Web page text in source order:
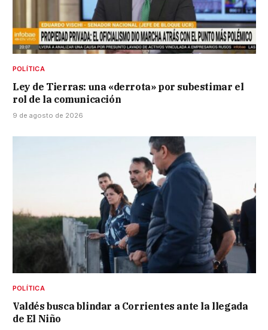
POLÍTICA
Ley de Tierras: una «derrota» por subestimar el
rol de la comunicación
9 de agosto de 2026
POLÍTICA
Valdés busca blindar a Corrientes ante la llegada
de El Niño